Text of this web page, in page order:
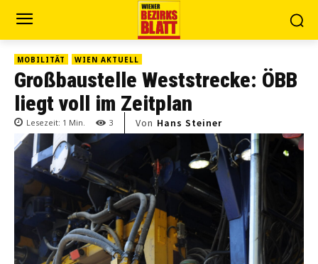
MOBILITÄT WIEN AKTUELL
Großbaustelle Weststrecke: ÖBB
liegt voll im Zeitplan
Lesezeit: 1 Min. 3 Von Hans Steiner